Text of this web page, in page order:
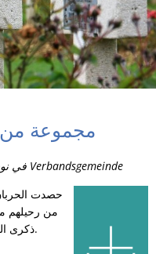
مجموعة من
في نوفمبر ، سيتم جمع التبرعات مرة أخرى في Verbandsgemeinde
حصدت
من رحيلهم
ذكرى الموتى والحث على السلام في نفس الوقت.